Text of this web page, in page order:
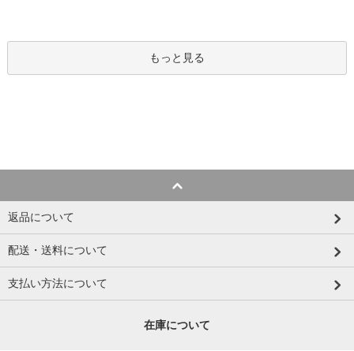
もっと見る
返品について
配送・送料について
支払い方法について
在庫について